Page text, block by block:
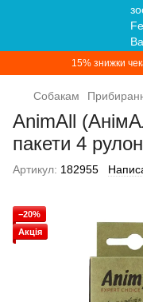
15% знижки
Собакам
AnimAll
пакети 4
Артикул: 182955
−20%
Акція